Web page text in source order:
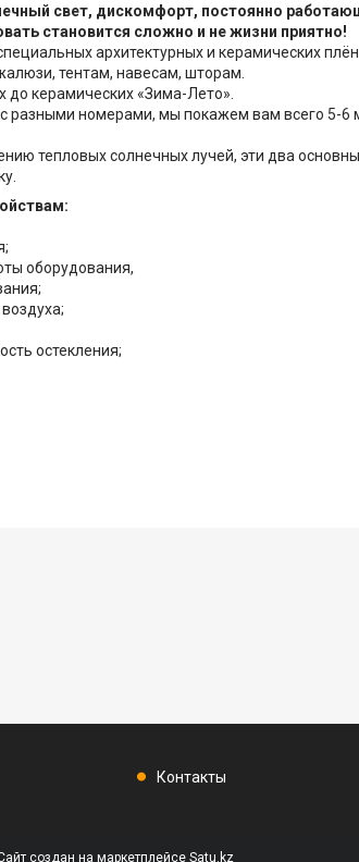
свет, дискомфорт, постоянно
становится сложно и не жизни приятно!
архитектурных и керамических
тентам, навесам, шторам.
керамических «Зима-Лето».
разными номерами, мы покажем вам всего 5-
тепловых солнечных лучей, эти два
оборудования,
остекления;
Контакты
создан на маркетплейсе Satu.kz